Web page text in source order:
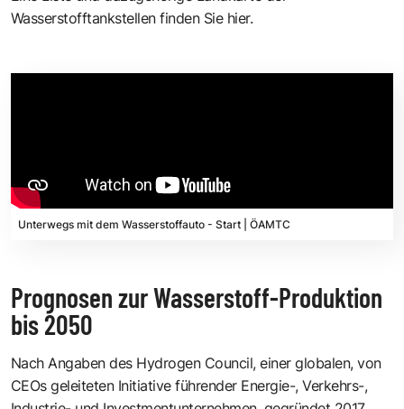
Wasserstofftankstellen finden Sie hier.
Unterwegs mit dem Wasserstoffauto - Start | ÖAMTC
Prognosen zur Wasserstoff-Produktion
bis 2050
Nach Angaben des Hydrogen Council, einer globalen, von
CEOs geleiteten Initiative führender Energie-, Verkehrs-,